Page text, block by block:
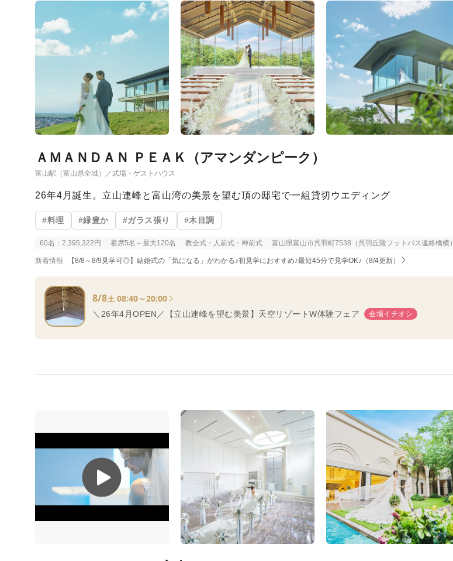
ＡＭＡＮＤＡＮ ＰＥＡＫ（アマンダンピーク）
富山駅（富山県全域）／式場・ゲストハウス
26年4月誕生。立山連峰と富山湾の美景を望む頂の邸宅で一組貸切ウエディング
#料理 #緑豊か #ガラス張り #木目調
60名：2,395,322円 着席5名～最大120名 教会式・人前式・神前式 富山県富山市呉羽町7538（呉羽丘陵フットパス連絡橋横）
新着情報 【8/8～8/9見学可◎】結婚式の「気になる」がわかる♪初見学におすすめ♪最短45分で見学OK♪（8/4更新）
8/8土 08:40～20:00
＼26年4月OPEN／【立山連峰を望む美景】天空リゾートW体験フェア 会場イチオシ